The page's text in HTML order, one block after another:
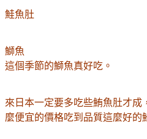
鮭魚肚
鰤魚
這個季節的鰤魚真好吃。
來日本一定要多吃些鮪魚肚才
麼便宜的價格吃到品質這麼好的